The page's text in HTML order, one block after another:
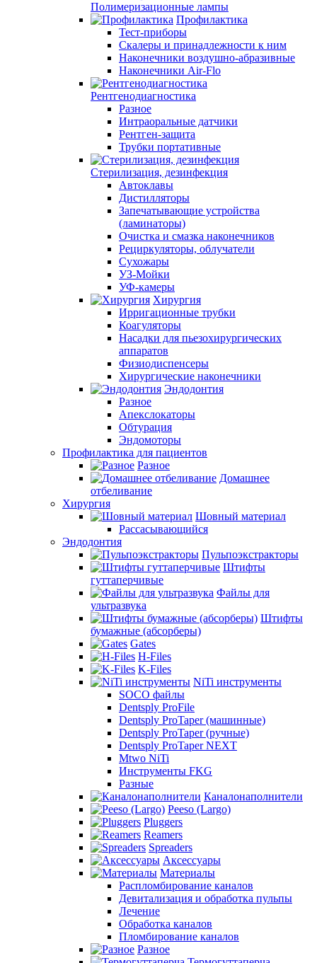
Полимеризационные лампы
Профилактика
Тест-приборы
Скалеры и принадлежности к ним
Наконечники воздушно-абразивные
Наконечники Air-Flo
Рентгенодиагностика
Разное
Интраоральные датчики
Рентген-защита
Трубки портативные
Стерилизация, дезинфекция
Автоклавы
Дистилляторы
Запечатывающие устройства
(ламинаторы)
Очистка и смазка наконечников
Рециркуляторы, облучатели
Сухожары
УЗ-Мойки
УФ-камеры
Хирургия
Ирригационные трубки
Коагуляторы
Насадки для пьезохирургических
аппаратов
Физиодиспенсеры
Хирургические наконечники
Эндодонтия
Разное
Апекслокаторы
Обтурация
Эндомоторы
Профилактика для пациентов
Разное
Домашнее
отбеливание
Хирургия
Шовный материал
Рассасывающийся
Эндодонтия
Пульпоэкстракторы
Штифты
гуттаперчивые
Файлы для
ультразвука
Штифты
бумажные (абсорберы)
Gates
H-Files
K-Files
NiTi инструменты
SOCO файлы
Dentsply ProFile
Dentsply ProTaper (машинные)
Dentsply ProTaper (ручные)
Dentsply ProTaper NEXT
Mtwo NiTi
Инструменты FKG
Разные
Каналонаполнители
Peeso (Largo)
Pluggers
Reamers
Spreaders
Аксессуары
Материалы
Распломбирование каналов
Девитализация и обработка пульпы
Лечение
Обработка каналов
Пломбирование каналов
Разное